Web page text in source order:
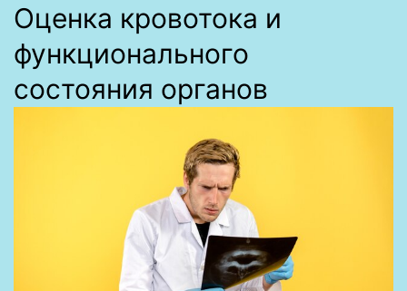
Оценка кровотока и
функционального
состояния органов